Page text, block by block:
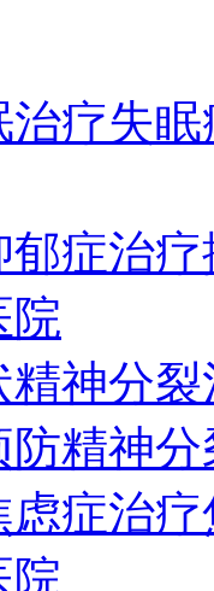
治疗失
郁症治疗
院
精神分裂
防精神
虑症治疗
院